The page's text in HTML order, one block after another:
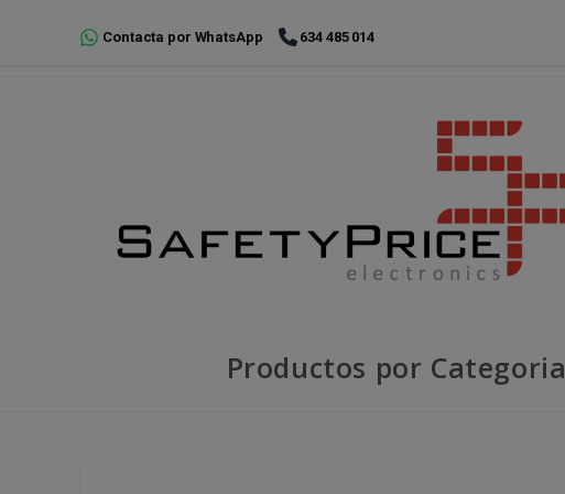
Contacta por WhatsApp 634 485 014
Productos por Categoria